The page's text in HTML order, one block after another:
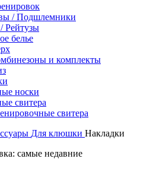
/ Подшлемники
Рейтузы
белье
и комплекты
носки
свитера
свитера
Для клюшки Накладки
самые недавние